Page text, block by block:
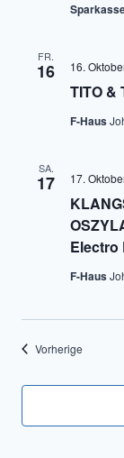
FR.
16
TITO &
16.
F-Haus
SA.
17
Electro
17.
F-Haus
Vorherige